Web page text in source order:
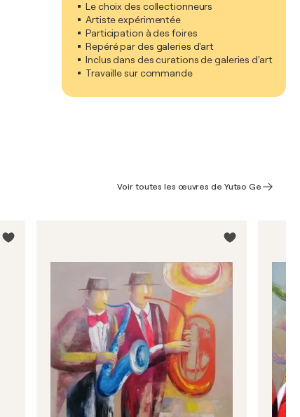
Le choix des collectionneurs
Artiste expérimentée
Participation à des foires
Repéré par des galeries d'art
Inclus dans des curations de galeries d'art
Travaille sur commande
Voir toutes les œuvres de Yutao Ge